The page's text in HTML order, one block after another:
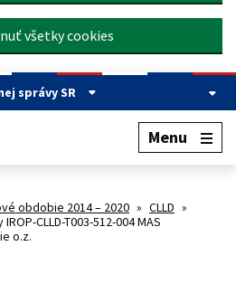
všetky cookies
správy SR
Menu
obdobie 2014 – 2020 » CLLD »
CLLD-T003-512-004 MAS
o.z.